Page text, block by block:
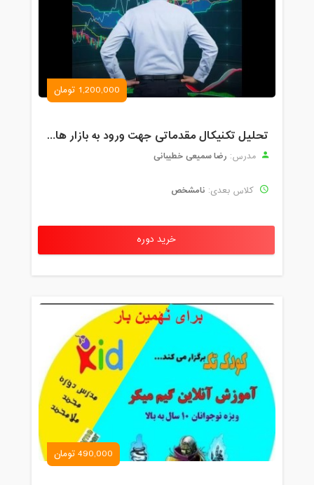
1,200,000 تومان
تحلیل تکنیکال مقدماتی جهت ورود به بازار های مالی (رمز ارز و فارکس )
مدرس: رضا سمیعی خطیبانی
کلاس بعدی: نامشخص
خرید دوره
490,000 تومان